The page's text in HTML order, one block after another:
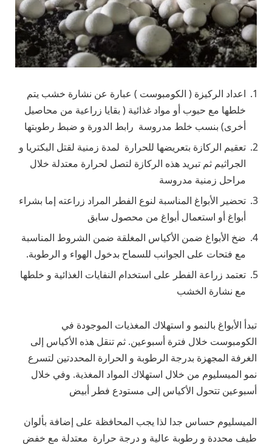
اعداد الركيزة ( الكومبوست ) عبارة عن نشارة خشب يتم
خلطها مع حبوب أو مواد غذائية ( بقايا زراعية من محاصيل
أخرى) بنسب خلط مدروسة رابط الدورة و ضبط رطوبتها
تعقيم الركازة بتعريضها للحرارة لمدة زمنية لقتل البكتريا و
الجراثيم ثم تبريد هذه الركازة لتصل لحرارة معتدلة خلال
مراحل زمنية مدروسة
تحضير الأبواغ المناسبة لنوع الفطر المراد زراعته إما بشراء
أبواغ أو استعمال أبواغ من محصول سابق
ضخ الأبواغ ضمن الأكياس المغلقة ضمن الشروط المناسبة
مع فتحات على الجوانب للسماح بدخول الهواء و الرطوبة.
تعتمد زراعة الفطر على استخدام النفايات الغذائية و خلطها
مع نشارة الخشب
تبدأ الأبواغ بالنمو و استهلاك المغذيات الموجودة في
الكومبوست خلال فترة أسبوعين. ثم تنقل هذه الأكياس إلى
الغرفة المجهزة بدرجة الرطوبة و الحرارة المحددتين لتسرع
نمو الميسليوم من خلال استهلاك المواد المغذية. وفي خلال
أسبوعين تتحول الأكياس إلى مستودع فطر أبيض
الميسليوم حساس جدا لذا يجب المحافظة على إضافة بألوان
طيف محددة و رطوبة عالية و درجة حرارة معتدلة مع خفض